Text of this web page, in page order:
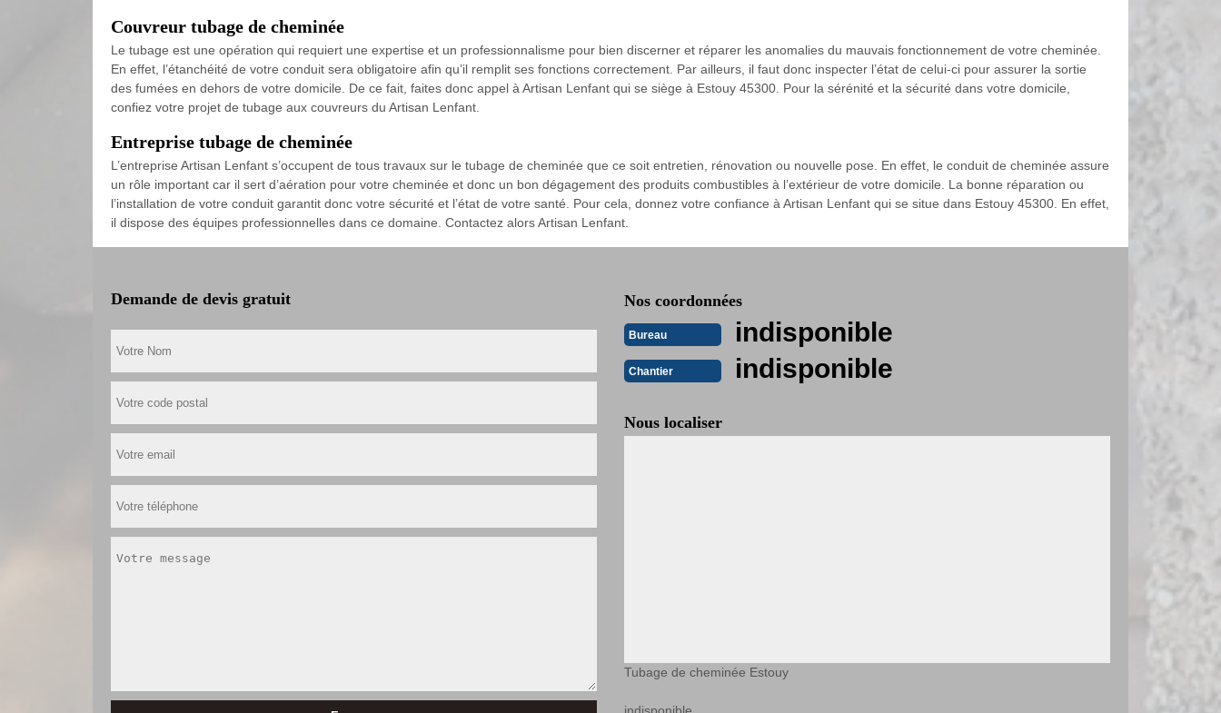
Couvreur tubage de cheminée
Le tubage est une opération qui requiert une expertise et un professionnalisme pour bien discerner et réparer les anomalies du mauvais fonctionnement de votre cheminée.
En effet, l’étanchéité de votre conduit sera obligatoire afin qu’il remplit ses fonctions correctement. Par ailleurs, il faut donc inspecter l’état de celui-ci pour assurer la sortie
des fumées en dehors de votre domicile. De ce fait, faites donc appel à Artisan Lenfant qui se siège à Estouy 45300. Pour la sérénité et la sécurité dans votre domicile,
confiez votre projet de tubage aux couvreurs du Artisan Lenfant.
Entreprise tubage de cheminée
L’entreprise Artisan Lenfant s’occupent de tous travaux sur le tubage de cheminée que ce soit entretien, rénovation ou nouvelle pose. En effet, le conduit de cheminée assure
un rôle important car il sert d’aération pour votre cheminée et donc un bon dégagement des produits combustibles à l’extérieur de votre domicile. La bonne réparation ou
l’installation de votre conduit garantit donc votre sécurité et l’état de votre santé. Pour cela, donnez votre confiance à Artisan Lenfant qui se situe dans Estouy 45300. En effet,
il dispose des équipes professionnelles dans ce domaine. Contactez alors Artisan Lenfant.
Demande de devis gratuit Nos coordonnées
Bureau indisponible
Chantier indisponible
Nous localiser
Tubage de cheminée Estouy